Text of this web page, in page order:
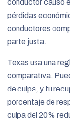
conductor causó
pérdidas
conductores
parte justa.
Texas usa una
comparativa.
de culpa, y tu
porcentaje de
culpa del 20%